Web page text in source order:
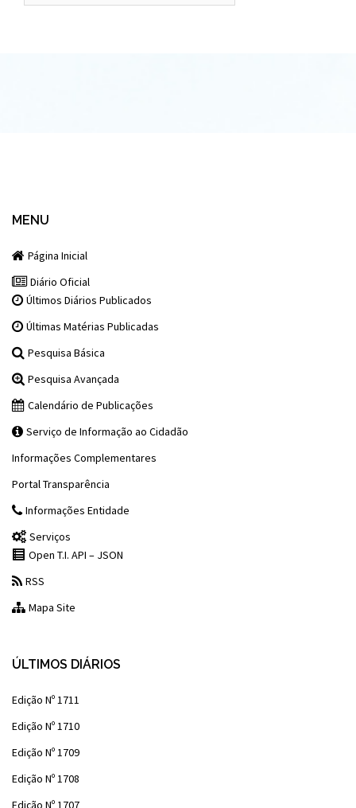
MENU
Página Inicial
Diário Oficial
Últimos Diários Publicados
Últimas Matérias Publicadas
Pesquisa Básica
Pesquisa Avançada
Calendário de Publicações
Serviço de Informação ao Cidadão
Informações Complementares
Portal Transparência
Informações Entidade
Serviços
Open T.I. API – JSON
RSS
Mapa Site
ÚLTIMOS DIÁRIOS
Edição Nº 1711
Edição Nº 1710
Edição Nº 1709
Edição Nº 1708
Edição Nº 1707